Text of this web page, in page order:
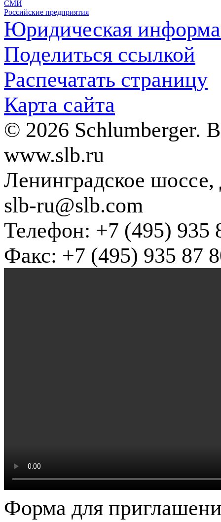
СМИ
Российские предприятия
Юридическая
Поделиться ссылкой
Распечатать страницу
Карта сайта
© 2026 Schlumberger.
www.slb.ru
Ленинградское
slb-ru@slb.com
Телефон: +7 (495) 935
Факс: +7 (495) 935 87
Форма для